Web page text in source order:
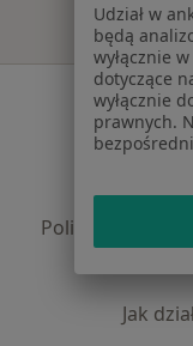
Polityka
Polityka
dane
Jak
Udział w
będą
wyłącznie
dotyczące
wyłącznie
prawnych.